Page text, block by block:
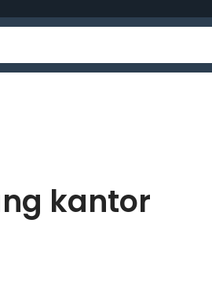
kantor